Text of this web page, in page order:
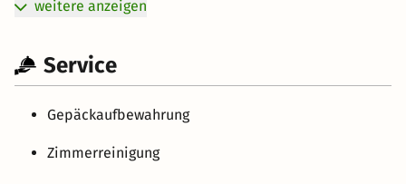
weitere anzeigen
Service
Gepäckaufbewahrung
Zimmerreinigung